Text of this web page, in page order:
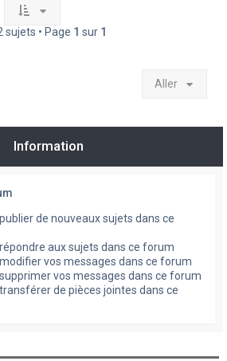
sujets • Page 1 sur 1
Aller
Information
publier de nouveaux sujets dans ce
répondre aux sujets dans ce forum
modifier vos messages dans ce forum
supprimer vos messages dans ce forum
transférer de pièces jointes dans ce